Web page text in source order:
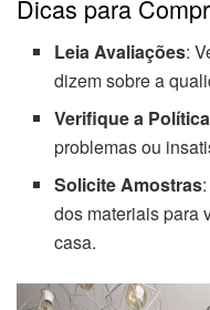
Dicas para
Leia Avaliações:
dizem sobre a
Verifique a
problemas ou
Solicite Amostras
dos materiais para
casa.